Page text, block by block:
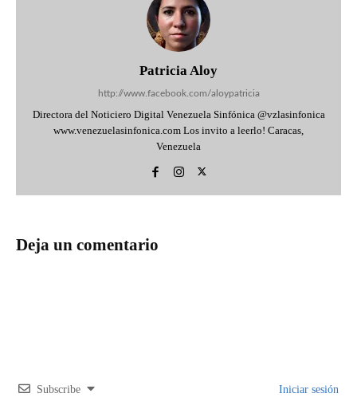
Patricia Aloy
http://www.facebook.com/aloypatricia
Directora del Noticiero Digital Venezuela Sinfónica @vzlasinfonica
www.venezuelasinfonica.com Los invito a leerlo! Caracas,
Venezuela
Deja un comentario
Subscribe Iniciar sesión